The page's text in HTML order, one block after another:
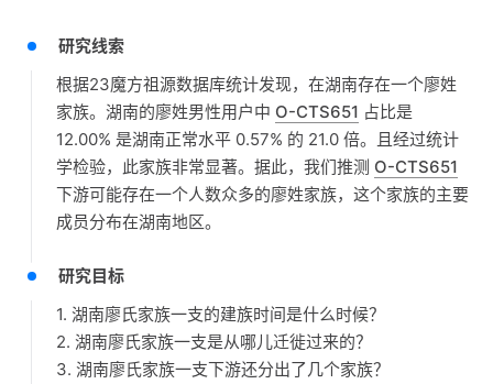
研究线索
根据23魔方祖源数据库统计发现，在湖南存在一个廖姓
家族。湖南的廖姓男性用户中 O-CTS651 占比是
12.00% 是湖南正常水平 0.57% 的 21.0 倍。且经过统计
学检验，此家族非常显著。据此，我们推测 O-CTS651
下游可能存在一个人数众多的廖姓家族，这个家族的主要
成员分布在湖南地区。
研究目标
1. 湖南廖氏家族一支的建族时间是什么时候？
2. 湖南廖氏家族一支是从哪儿迁徙过来的？
3. 湖南廖氏家族一支下游还分出了几个家族？